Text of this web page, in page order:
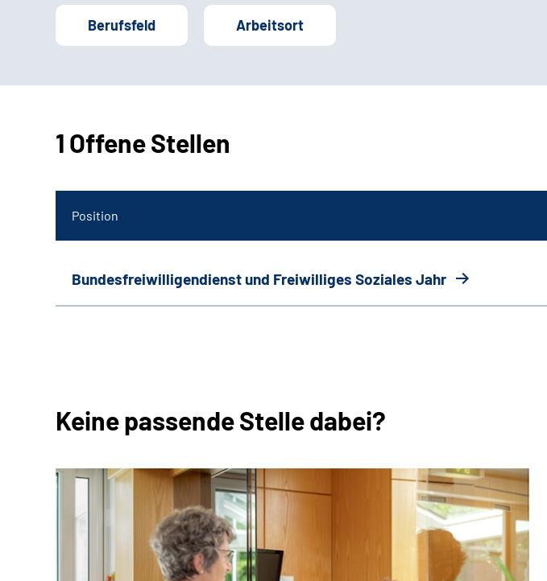
Berufsfeld Arbeitsort
1 Offene Stellen
Position
Bundesfreiwilligendienst und Freiwilliges Soziales Jahr
Keine passende Stelle dabei?